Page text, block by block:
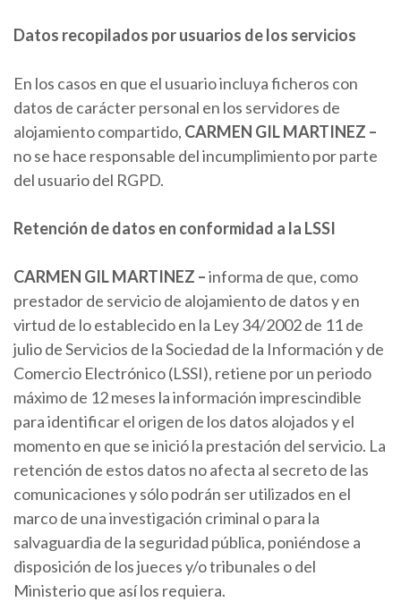
Datos recopilados por usuarios de los servicios
En los casos en que el usuario incluya ficheros con
datos de carácter personal en los servidores de
alojamiento compartido, CARMEN GIL MARTINEZ –
no se hace responsable del incumplimiento por parte
del usuario del RGPD.
Retención de datos en conformidad a la LSSI
CARMEN GIL MARTINEZ –informa de que, como
prestador de servicio de alojamiento de datos y en
virtud de lo establecido en la Ley 34/2002 de 11 de
julio de Servicios de la Sociedad de la Información y de
Comercio Electrónico (LSSI), retiene por un periodo
máximo de 12 meses la información imprescindible
para identificar el origen de los datos alojados y el
momento en que se inició la prestación del servicio. La
retención de estos datos no afecta al secreto de las
comunicaciones y sólo podrán ser utilizados en el
marco de una investigación criminal o para la
salvaguardia de la seguridad pública, poniéndose a
disposición de los jueces y/o tribunales o del
Ministerio que así los requiera.